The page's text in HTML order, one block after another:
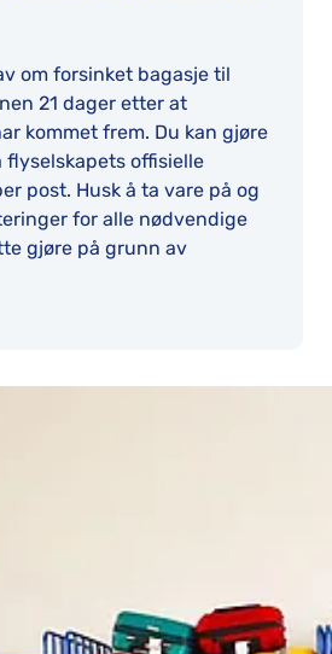
om forsinket bagasje til
21 dager etter at
kommet frem. Du kan gjøre
offisielle
post. Husk å ta vare på og
for alle nødvendige
gjøre på grunn av